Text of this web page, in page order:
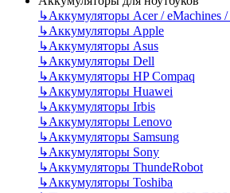
↳Аккумуляторы Acer / eMachines /
↳Аккумуляторы Apple
↳Аккумуляторы Asus
↳Аккумуляторы Dell
↳Аккумуляторы HP Compaq
↳Аккумуляторы Huawei
↳Аккумуляторы Irbis
↳Аккумуляторы Lenovo
↳Аккумуляторы Samsung
↳Аккумуляторы Sony
↳Аккумуляторы ThundeRobot
↳Аккумуляторы Toshiba